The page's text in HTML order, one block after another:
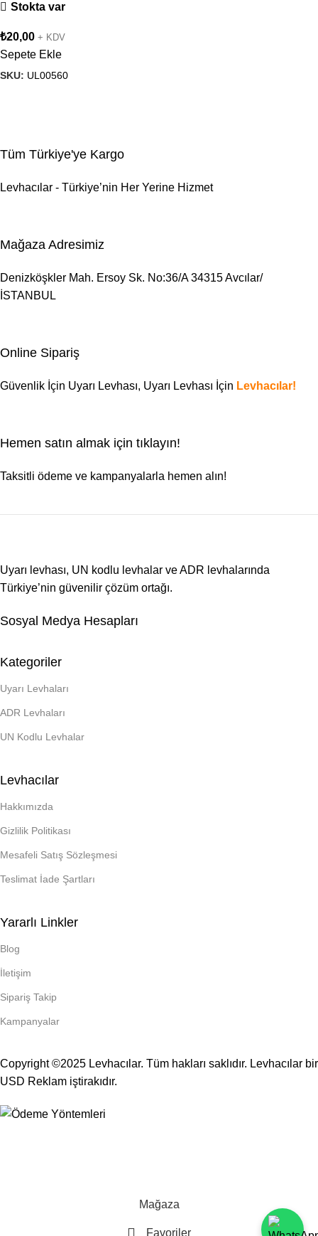
Stokta var
₺20,00 + KDV
Sepete Ekle
SKU: UL00560
Tüm Türkiye'ye Kargo
Levhacılar - Türkiye’nin Her Yerine Hizmet
Mağaza Adresimiz
Denizköşkler Mah. Ersoy Sk. No:36/A 34315 Avcılar/
İSTANBUL
Online Sipariş
Güvenlik İçin Uyarı Levhası, Uyarı Levhası İçin Levhacılar!
Hemen satın almak için tıklayın!
Taksitli ödeme ve kampanyalarla hemen alın!
Uyarı levhası, UN kodlu levhalar ve ADR levhalarında
Türkiye’nin güvenilir çözüm ortağı.
Sosyal Medya Hesapları
Kategoriler
Uyarı Levhaları
ADR Levhaları
UN Kodlu Levhalar
Levhacılar
Hakkımızda
Gizlilik Politikası
Mesafeli Satış Sözleşmesi
Teslimat İade Şartları
Yararlı Linkler
Blog
İletişim
Sipariş Takip
Kampanyalar
Copyright ©2025 Levhacılar. Tüm hakları saklıdır. Levhacılar bir
USD Reklam iştirakıdır.
Mağaza
Favoriler